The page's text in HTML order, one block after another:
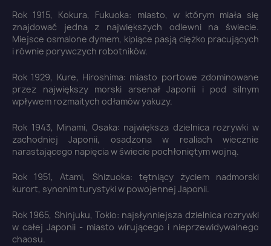
Rok 1915, Kokura, Fukuoka: miasto, w którym miała się
znajdować jedna z największych odlewni na świecie.
Miejsce osmalone dymem, kipiące pasją ciężko pracujących
i równie porywczych robotników.
Rok 1929, Kure, Hiroshima: miasto portowe zdominowane
przez największy morski arsenał Japonii i pod silnym
wpływem rozmaitych odłamów yakuzy.
Rok 1943, Minami, Osaka: największa dzielnica rozrywki w
zachodniej Japonii, osadzona w realiach wiecznie
narastającego napięcia w świecie pochłoniętym wojną.
Rok 1951, Atami, Shizuoka: tętniący życiem nadmorski
kurort, synonim turystyki w powojennej Japonii.
Rok 1965, Shinjuku, Tokio: najsłynniejsza dzielnica rozrywki
w całej Japonii - miasto wirującego i nieprzewidywalnego
chaosu.